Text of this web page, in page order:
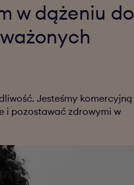
w dążeniu do
Jesteśmy komercyjną
i pozostawać zdrowymi w